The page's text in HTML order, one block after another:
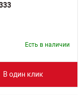
Есть в наличии
В один клик